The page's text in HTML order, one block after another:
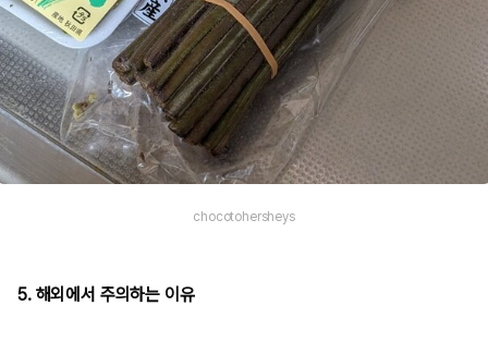
chocotohersheys
5. 해외에서 주의하는 이유